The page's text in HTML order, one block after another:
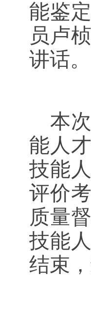
能鉴
员卢
讲话。
本
能人
技能
评价
质量
技能
结束